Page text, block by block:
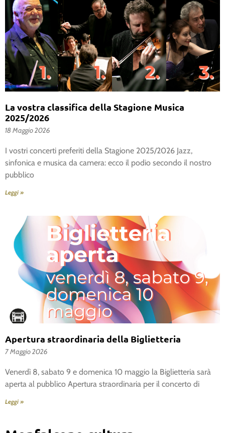
La vostra classifica della Stagione Musica
2025/2026
18 Maggio 2026
I vostri concerti preferiti della Stagione 2025/2026 Jazz,
sinfonica e musica da camera: ecco il podio secondo il nostro
pubblico
Leggi »
Apertura straordinaria della Biglietteria
7 Maggio 2026
Venerdì 8, sabato 9 e domenica 10 maggio la Biglietteria sarà
aperta al pubblico Apertura straordinaria per il concerto di
Leggi »